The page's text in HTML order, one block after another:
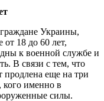
Украины,
18 до 60 лет,
к военной службе и
В связи с тем, что
продлена еще на три
кого именно в
силы.